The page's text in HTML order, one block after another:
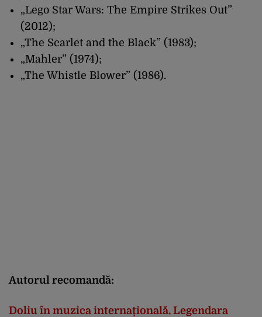
„Lego Star Wars: The Empire Strikes Out”
(2012);
„The Scarlet and the Black” (1983);
„Mahler” (1974);
„The Whistle Blower” (1986).
Autorul recomandă:
Doliu în muzica internațională. Legendara